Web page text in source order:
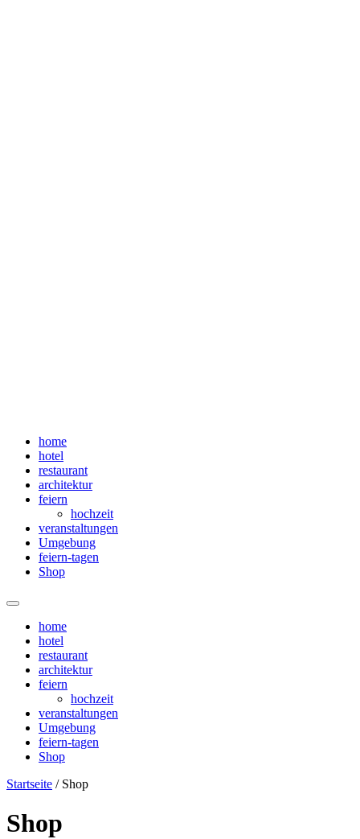
home
hotel
restaurant
architektur
feiern
hochzeit
veranstaltungen
Umgebung
feiern-tagen
Shop
Menü
home
hotel
restaurant
architektur
feiern
hochzeit
veranstaltungen
Umgebung
feiern-tagen
Shop
Startseite / Shop
Shop